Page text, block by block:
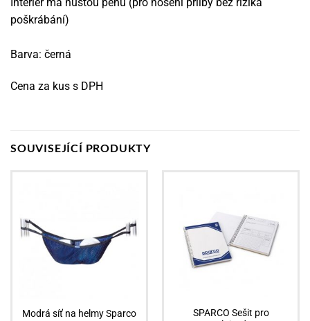
poškrábání)
Barva: černá
Cena za kus s DPH
SOUVISEJÍCÍ PRODUKTY
Modrá síť na helmy Sparco
SPARCO Sešit pro